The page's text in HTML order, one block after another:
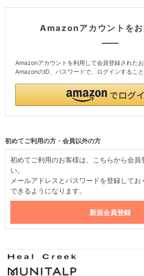
Amazonアカウントをお
Amazonアカウントを利用して会員登録されたお
AmazonのID、パスワードで、ログインすること
初めてご利用の方・会員以外の方
初めてご利用のお客様は、こちらから会員
い。
メールアドレスとパスワードを登録して
できるようになります。